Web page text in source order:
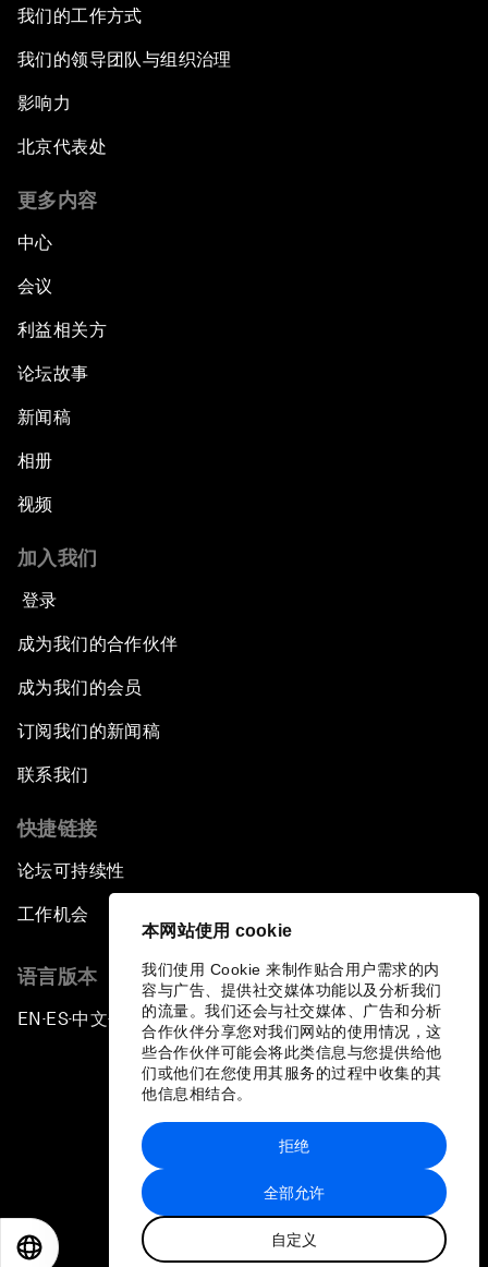
本网站使用 cookie
我们使用 Cookie 来制作贴合用户需求的内
容与广告、提供社交媒体功能以及分析我们
的流量。我们还会与社交媒体、广告和分析
合作伙伴分享您对我们网站的使用情况，这
些合作伙伴可能会将此类信息与您提供给他
们或他们在您使用其服务的过程中收集的其
他信息相结合。
全部允许
自定义
拒绝
我们的工作方式
我们的领导团队与组织治理
影响力
北京代表处
更多内容
中心
会议
利益相关方
论坛故事
新闻稿
相册
视频
加入我们
登录
成为我们的合作伙伴
成为我们的会员
订阅我们的新闻稿
联系我们
快捷链接
论坛可持续性
工作机会
语言版本
EN ▪ES▪中文▪ 日本語
站点地图
世界经济论坛